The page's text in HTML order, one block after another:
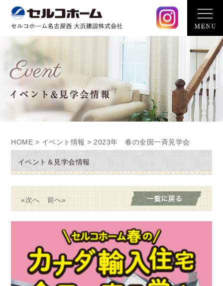
HOME > イベント情報 > 2023年 春の全国一斉見学会
イベント＆見学会情報
«次へ 前へ»